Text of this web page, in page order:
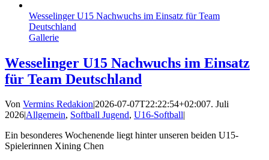
Wesselinger U15 Nachwuchs im Einsatz für Team
Deutschland
Gallerie
Wesselinger U15 Nachwuchs im Einsatz
für Team Deutschland
Von Vermins Redakion|2026-07-07T22:22:54+02:007. Juli
2026|Allgemein, Softball Jugend, U16-Softball|
Ein besonderes Wochenende liegt hinter unseren beiden U15-
Spielerinnen Xining Chen